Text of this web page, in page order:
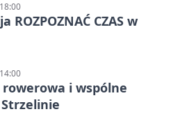
ROZPOZNAĆ CZAS w
rowerowa i wspólne